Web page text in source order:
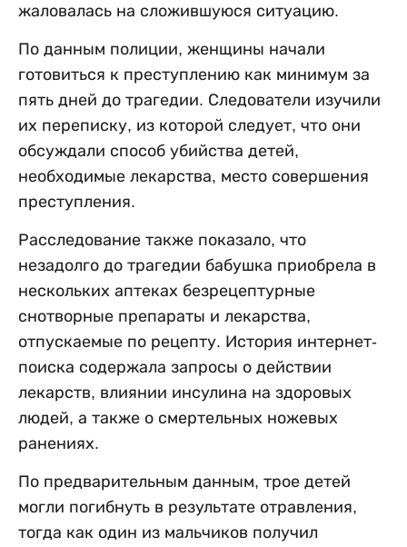
жаловалась на сложившуюся ситуацию.
По данным полиции, женщины начали
готовиться к преступлению как минимум за
пять дней до трагедии. Следователи изучили
их переписку, из которой следует, что они
обсуждали способ убийства детей,
необходимые лекарства, место совершения
преступления.
Расследование также показало, что
незадолго до трагедии бабушка приобрела в
нескольких аптеках безрецептурные
снотворные препараты и лекарства,
отпускаемые по рецепту. История интернет-
поиска содержала запросы о действии
лекарств, влиянии инсулина на здоровых
людей, а также о смертельных ножевых
ранениях.
По предварительным данным, трое детей
могли погибнуть в результате отравления,
тогда как один из мальчиков получил